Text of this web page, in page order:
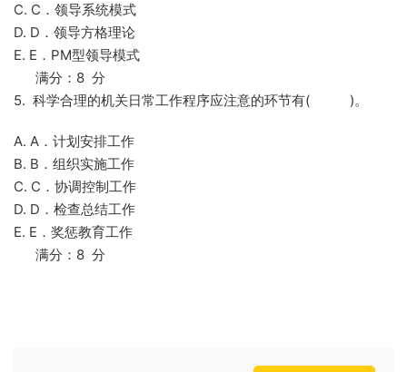
C. C．领导系统模式
D. D．领导方格理论
E. E．PM型领导模式
满分：8 分
5. 科学合理的机关日常工作程序应注意的环节有( )。
A. A．计划安排工作
B. B．组织实施工作
C. C．协调控制工作
D. D．检查总结工作
E. E．奖惩教育工作
满分：8 分